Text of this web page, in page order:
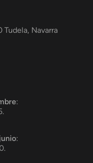
Tudela, Navarra
:
: